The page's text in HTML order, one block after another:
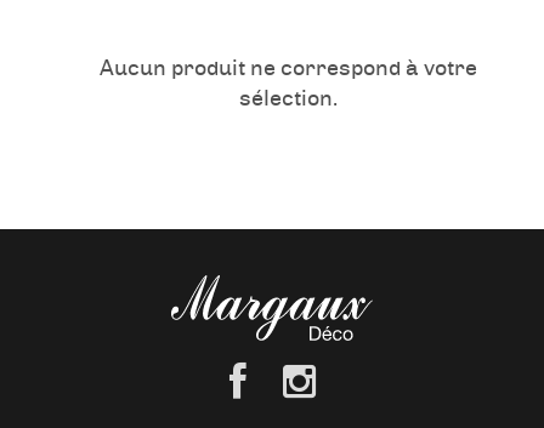
Aucun produit ne correspond à votre
sélection.